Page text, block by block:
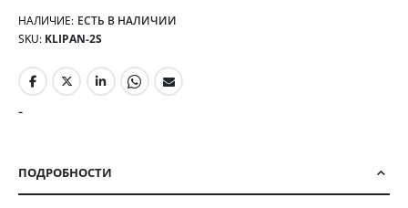
НАЛИЧИЕ: ЕСТЬ В НАЛИЧИИ
SKU KLIPAN-2S
-
ПОДРОБНОСТИ